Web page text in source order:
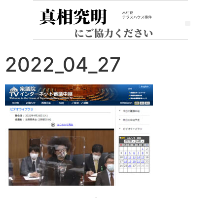
2022_04_27